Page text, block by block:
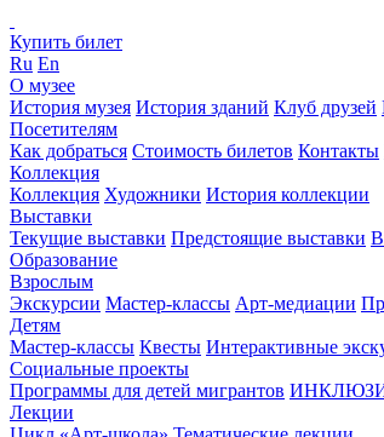
Купить билет
Ru En
О музее
История музея История зданий Клуб друзей
Посетителям
Как добраться Стоимость билетов Контакты
Коллекция
Коллекция Художники История коллекции
Выставки
Текущие выставки Предстоящие выставки
Образование
Взрослым
Экскурсии Мастер-классы Арт-медиации
Детям
Мастер-классы Квесты Интерактивные
Социальные проекты
Программы для детей мигрантов
Лекции